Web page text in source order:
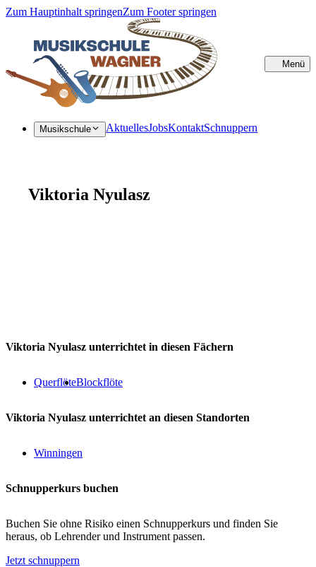
Zum Hauptinhalt springenZum Footer springen
Menü
Musikschule AktuellesJobsKontaktSchnuppern
Viktoria Nyulasz
Viktoria Nyulasz unterrichtet in diesen Fächern
QuerflöteBlockflöte
Viktoria Nyulasz unterrichtet an diesen Standorten
Winningen
Schnupperkurs buchen
Buchen Sie ohne Risiko einen Schnupperkurs und finden Sie
heraus, ob Lehrender und Instrument passen.
Jetzt schnuppern